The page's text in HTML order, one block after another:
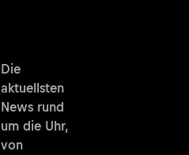
Die
aktuellsten
News rund
um die Uhr,
von